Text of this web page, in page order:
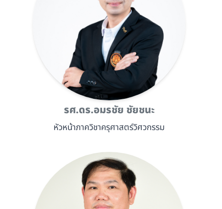
รศ.ดร.อมรชัย ชัยชนะ
หัวหน้าภาควิชาครุศาสตร์วิศวกรรม